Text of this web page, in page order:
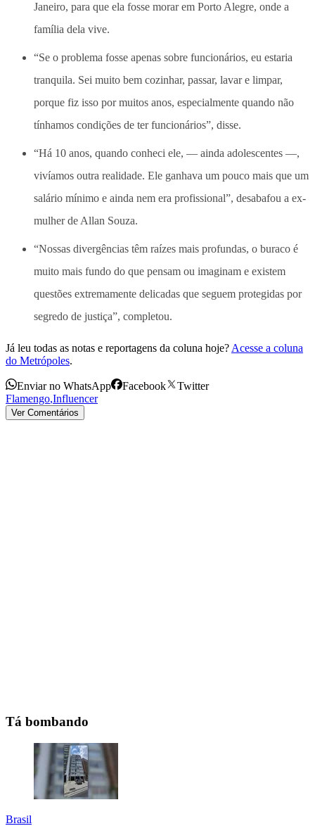
Janeiro, para que ela fosse morar em Porto Alegre, onde a
família dela vive.
“Se o problema fosse apenas sobre funcionários, eu estaria
tranquila. Sei muito bem cozinhar, passar, lavar e limpar,
porque fiz isso por muitos anos, especialmente quando não
tínhamos condições de ter funcionários”, disse.
“Há 10 anos, quando conheci ele, — ainda adolescentes —,
vivíamos outra realidade. Ele ganhava um pouco mais que um
salário mínimo e ainda nem era profissional”, desabafou a ex-
mulher de Allan Souza.
“Nossas divergências têm raízes mais profundas, o buraco é
muito mais fundo do que pensam ou imaginam e existem
questões extremamente delicadas que seguem protegidas por
segredo de justiça”, completou.
Já leu todas as notas e reportagens da coluna hoje? Acesse a coluna
do Metrópoles.
Enviar no WhatsApp Facebook
Twitter
Flamengo,Influencer
Ver Comentários
Tá bombando
Brasil